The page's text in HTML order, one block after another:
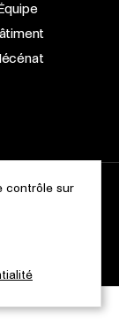
et d’art |
contrôle sur